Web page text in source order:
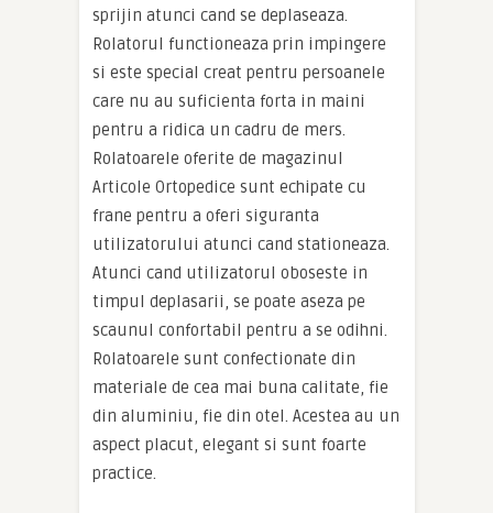
sprijin atunci cand se deplaseaza.
Rolatorul functioneaza prin impingere
si este special creat pentru persoanele
care nu au suficienta forta in maini
pentru a ridica un cadru de mers.
Rolatoarele oferite de magazinul
Articole Ortopedice sunt echipate cu
frane pentru a oferi siguranta
utilizatorului atunci cand stationeaza.
Atunci cand utilizatorul oboseste in
timpul deplasarii, se poate aseza pe
scaunul confortabil pentru a se odihni.
Rolatoarele sunt confectionate din
materiale de cea mai buna calitate, fie
din aluminiu, fie din otel. Acestea au un
aspect placut, elegant si sunt foarte
practice.